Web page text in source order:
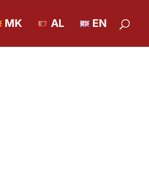
MK AL EN